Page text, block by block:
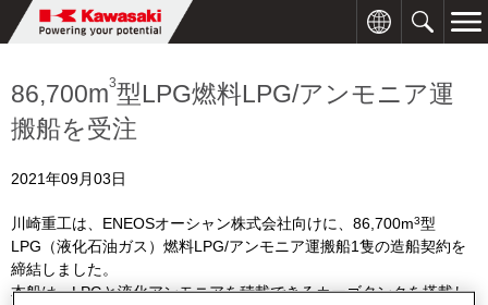
86,700m3型LPG燃料LPG/アンモニア運
搬船を受注
2021年09月03日
川崎重工は、 ENEOSオーシャン株式会社向けに、 86,700m3型
LPG （液化石油ガス）燃料LPG/アンモニア運搬船1隻の造船契約を
締結しました。
本船は、LPGと液化アンモニアを積載できるカーゴタンクを搭載し